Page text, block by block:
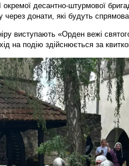
окремої десантно-штурмової
донати, які будуть
виступають «Орден вежі
на подію здійснюється за